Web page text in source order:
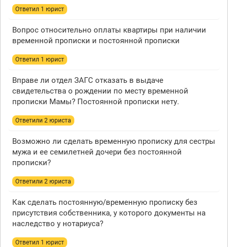
Ответил 1 юрист
Вопрос относительно оплаты квартиры при наличии
временной прописки и постоянной прописки
Ответил 1 юрист
Вправе ли отдел ЗАГС отказать в выдаче
свидетельства о рождении по месту временной
прописки Мамы? Постоянной прописки нету.
Ответили 2 юристa
Возможно ли сделать временную прописку для сестры
мужа и ее семилетней дочери без постоянной
прописки?
Ответили 2 юристa
Как сделать постоянную/временную прописку без
присутствия собственника, у которого документы на
наследство у нотариуса?
Ответил 1 юрист